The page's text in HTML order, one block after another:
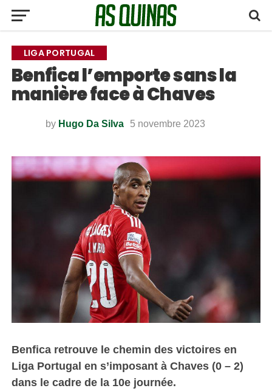
LIGA PORTUGAL
Benfica l’emporte sans la
manière face à Chaves
by Hugo Da Silva 5 novembre 2023
Benfica retrouve le chemin des victoires en
Liga Portugal en s’imposant à Chaves (0 – 2)
dans le cadre de la 10e journée.